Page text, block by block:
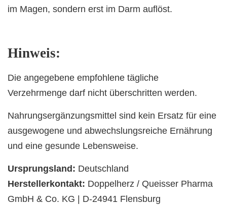
im Magen, sondern erst im Darm auflöst.
Hinweis:
Die angegebene empfohlene tägliche
Verzehrmenge darf nicht überschritten werden.
Nahrungsergänzungsmittel sind kein Ersatz für eine
ausgewogene und abwechslungsreiche Ernährung
und eine gesunde Lebensweise.
Ursprungsland: Deutschland
Herstellerkontakt: Doppelherz / Queisser Pharma
GmbH & Co. KG | D-24941 Flensburg